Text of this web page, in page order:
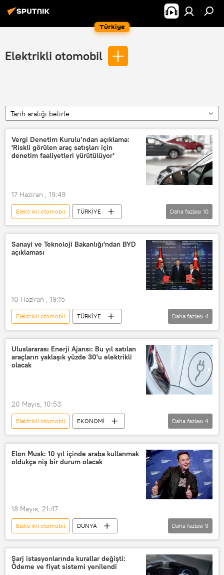
Türkiye
Elektrikli otomobil
Tarih aralığı belirle
Vergi Denetim Kurulu’ndan açıklama:
'Riskli görülen araç satışları için
denetim faaliyetleri yürütülüyor'
17 Haziran , 19:49
Elektrikli otomobil
TÜRKİYE
Araba
yerli araba
Klasik araba
Sıfır araç
Otomobil
Vergi kaçakçılığı
Daha fazlası 10
Sanayi ve Teknoloji Bakanlığı'ndan BYD
açıklaması
10 Haziran , 19:15
Elektrikli otomobil
TÜRKİYE
Sanayi
Otomobil sanayi
Sanayi ve Teknoloji Bakanlığı
Otomobil
Teşvik
Daha fazlası 4
Uluslararası Enerji Ajansı: Bu yıl satılan
araçların yaklaşık yüzde 30'u elektrikli
olacak
20 Mayıs, 10:53
Elektrikli otomobil
EKONOMİ
Uluslararası Enerji Ajansı (IEA)
Hürmüz Boğazı
Fatih Birol
elektrikli araç
Daha fazlası 4
Elon Musk: 10 yıl içinde araba kullanmak
oldukça niş bir durum olacak
18 Mayıs, 21:47
Elektrikli otomobil
DÜNYA
Elon Musk
Araba
yerli araba
Klasik araba
elektrikli araç
elektrikli motosiklet
elektrikli bisiklet
Daha fazlası 9
Şarj istasyonlarında kurallar değişti:
Ödeme ve fiyat sistemi yenilendi